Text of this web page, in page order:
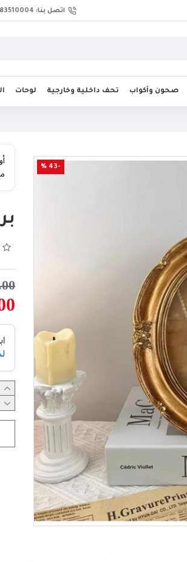
اتصل بنا: 0583510004
صحون وأكواب تحف داخلية وخارجية لوحات
-43 %